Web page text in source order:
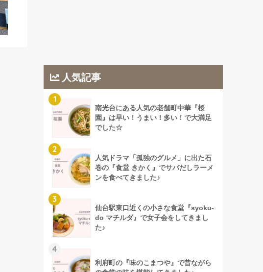
人気記事
1
南光台にある人気の老舗町中華『桜
園』は早い！うまい！多い！で大満足
でした☆
2
人気ドラマ「孤独のグルメ」に出た石
巻の『食堂 きかく』でサバだしラーメ
ンを食べてきました♪
3
仙台駅東口近くの小さな食堂『syoku-
do マチルダ』で女子会をしてきまし
た♪
4
利府町の『味のこまつや』で昔ながら